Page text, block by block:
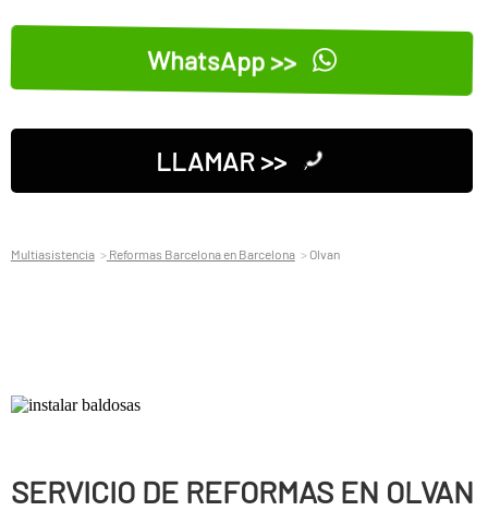
WhatsApp >>
LLAMAR >>
Multiasistencia Reformas Barcelona en Barcelona Olvan
SERVICIO DE REFORMAS EN OLVAN